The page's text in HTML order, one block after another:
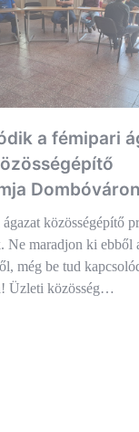
a fémipari
Dombóváron
közösségépítő
Ne maradjon ki ebből
még be tud
Üzleti közösség…